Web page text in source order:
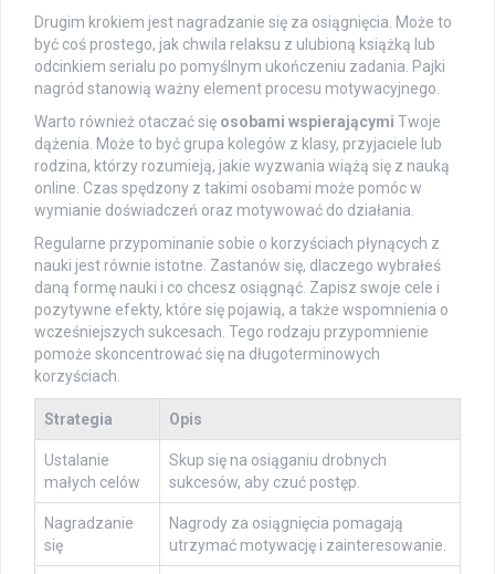
Drugim krokiem jest nagradzanie się za osiągnięcia. Może to
być coś prostego, jak chwila relaksu z ulubioną książką lub
odcinkiem serialu po pomyślnym ukończeniu zadania. Pajki
nagród stanowią ważny element procesu motywacyjnego.
Warto również otaczać się osobami wspierającymi Twoje
dążenia. Może to być grupa kolegów z klasy, przyjaciele lub
rodzina, którzy rozumieją, jakie wyzwania wiążą się z nauką
online. Czas spędzony z takimi osobami może pomóc w
wymianie doświadczeń oraz motywować do działania.
Regularne przypominanie sobie o korzyściach płynących z
nauki jest równie istotne. Zastanów się, dlaczego wybrałeś
daną formę nauki i co chcesz osiągnąć. Zapisz swoje cele i
pozytywne efekty, które się pojawią, a także wspomnienia o
wcześniejszych sukcesach. Tego rodzaju przypomnienie
pomoże skoncentrować się na długoterminowych
korzyściach.
Strategia Opis
Ustalanie
małych celów
Skup się na osiąganiu drobnych
sukcesów, aby czuć postęp.
Nagradzanie
się
Nagrody za osiągnięcia pomagają
utrzymać motywację i zainteresowanie.